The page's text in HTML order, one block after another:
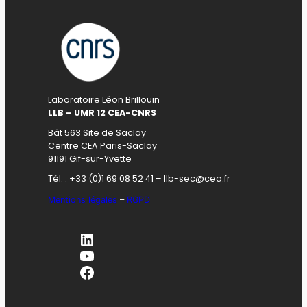
Laboratoire Léon Brillouin
LLB – UMR 12 CEA-CNRS
Bât 563 Site de Saclay
Centre CEA Paris-Saclay
91191 Gif-sur-Yvette
Tél. : +33 (0)1 69 08 52 41 – llb-sec@cea.fr
Mentions légales – RGPD
LinkedIn
YouTube
Facebook